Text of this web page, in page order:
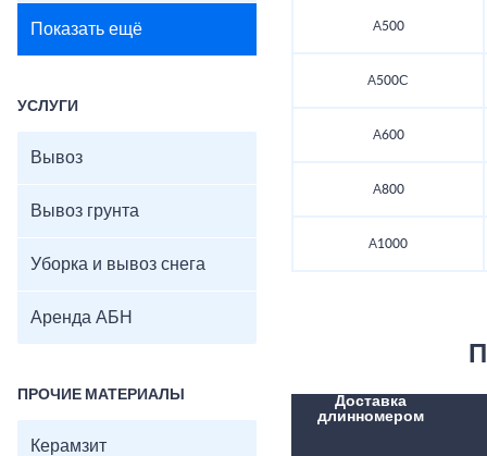
Показать ещё
УСЛУГИ
Вывоз
Вывоз грунта
Уборка и вывоз снега
Аренда АБН
ПРОЧИЕ МАТЕРИАЛЫ
Керамзит
А500
А500С
А600
А800
А1000
Доставка
длинномером